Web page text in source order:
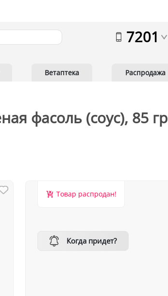
7201
Ветаптека Распродажа
фасоль (соус), 85 гр
Товар распродан!
Когда придет?